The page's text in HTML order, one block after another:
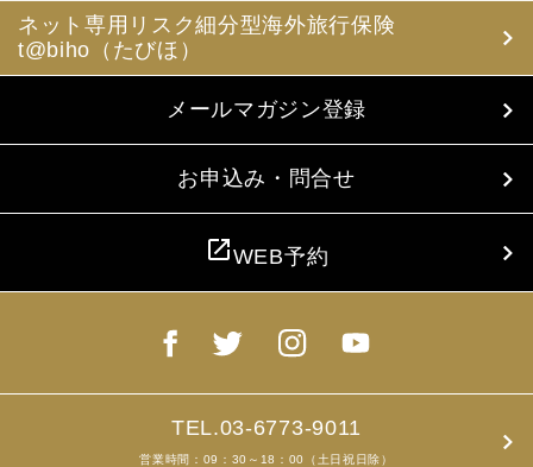
合で連絡先の方へ連絡の必要があると当社が認めた場合に
使用させていただきます。お客様は、連絡先の方の個人情
報を当社らに提供することについて連絡先の方の同意を得
るものとします。
4. お客様個人情報の収集・利用について
当社は、お客様の個人情報を収集、利用するにあたり、以
下の取扱いをしておりますことを予めご承知おき願いま
(1) 収集目的、利用範囲をパンフレット、お申込書に明示
(2) お客様の同意がない限り、収集目的以外に使用いたし
し、同意を得ます。
(4) お客様が未成年者の場合、親権者の同意を得ます。
た、お申込のあった旅行の手配及び旅程の管理のために、
以下の当社のグループ企業とお客様情報を共有する場合が
ありますが、厳重に管理・保管いたします。
ネット専用リスク細分型海外旅行保険
t@biho（たびほ）
メールマガジン登録
お申込み・問合せ
open_in_newWEB予約
TEL.03-6773-9011
営業時間：09：30～18：00（土日祝日除）